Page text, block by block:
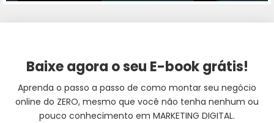
Baixe agora o seu E-book grátis!
Aprenda o passo a passo de como montar seu negócio
online do ZERO, mesmo que você não tenha nenhum ou
pouco conhecimento em MARKETING DIGITAL.